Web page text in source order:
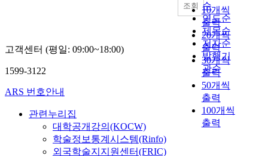
순
연도순
제목순
저자순
발행기
관순
10개씩
출력
20개씩
출력
30개씩
출력
50개씩
출력
100개씩
출력
조회
고객센터 (평일: 09:00~18:00)
1599-3122
ARS 번호안내
관련누리집
대학공개강의(KOCW)
학술정보통계시스템(Rinfo)
외국학술지지원센터(FRIC)